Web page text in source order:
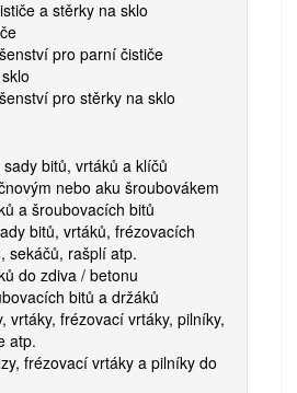
a stěrky na sklo
pro parní čističe
pro stěrky na sklo
bitů, vrtáků a klíčů
nebo aku šroubovákem
a šroubovacích bitů
bitů, vrtáků, frézovacích
sekáčů, rašplí atp.
do zdiva / betonu
bitů a držáků
vrtáky, frézovací vrtáky, pilníky,
atp.
frézovací vrtáky a pilníky do